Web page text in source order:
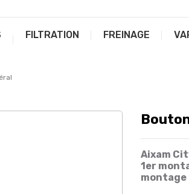
FILTRATION FREINAGE
Aixam
1er
montage